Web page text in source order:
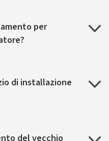
per
di installazione
del vecchio